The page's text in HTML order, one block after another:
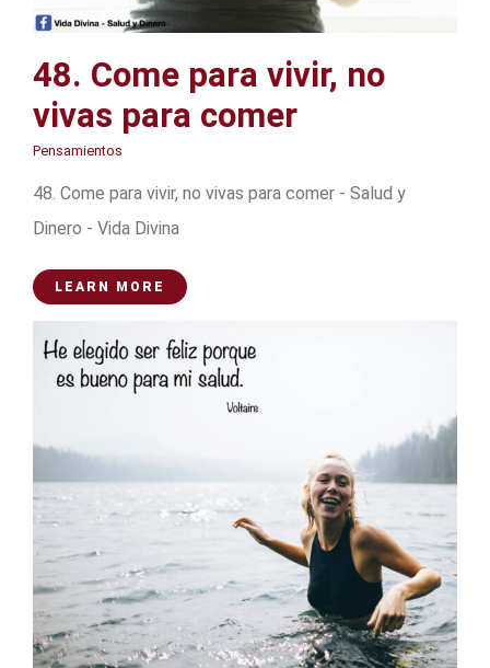
48. Come para vivir, no
vivas para comer
Pensamientos
48. Come para vivir, no vivas para comer - Salud y
Dinero - Vida Divina
LEARN MORE